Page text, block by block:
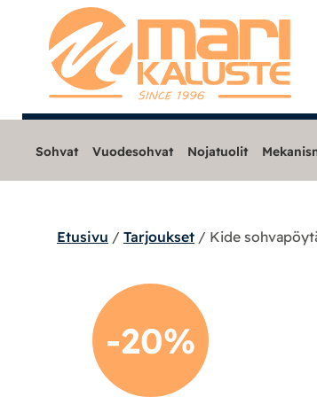
Sohvat
Nojatuolit
Mekanismituolit
Sohvat Vuodesohvat Nojatuolit
Etusivu / Tarjoukset / Kide
-20%